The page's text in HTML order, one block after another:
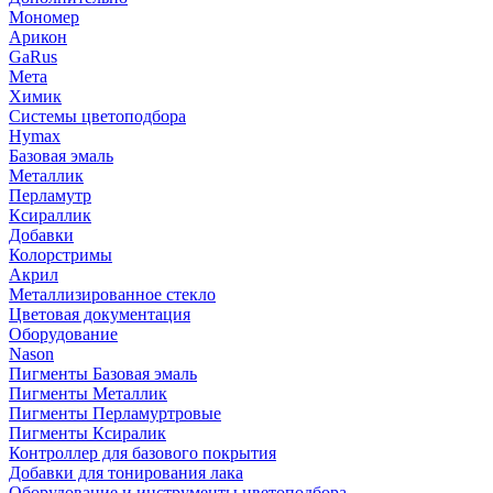
Мономер
Арикон
GaRus
Мета
Химик
Системы цветоподбора
Hymax
Базовая эмаль
Металлик
Перламутр
Ксираллик
Добавки
Колорстримы
Акрил
Металлизированное стекло
Цветовая документация
Оборудование
Nason
Пигменты Базовая эмаль
Пигменты Металлик
Пигменты Перламуртровые
Пигменты Ксиралик
Контроллер для базового покрытия
Добавки для тонирования лака